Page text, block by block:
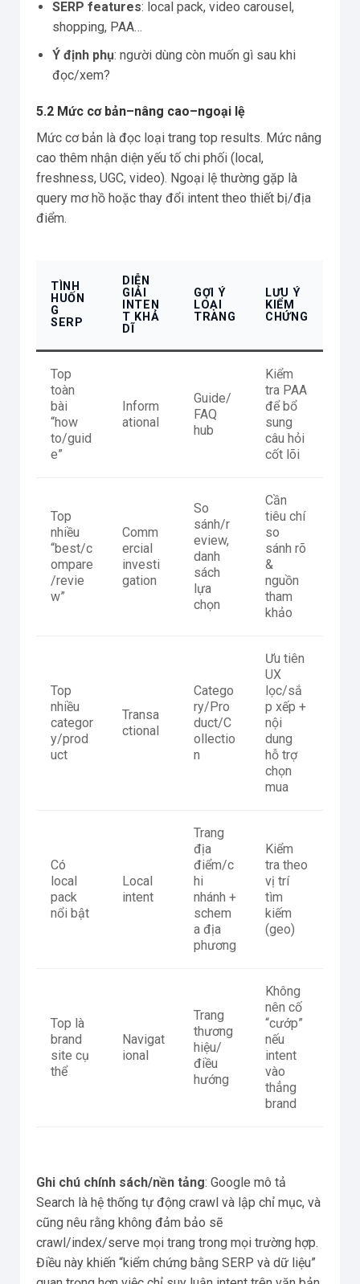
SERP features: local pack, video carousel,
shopping, PAA…
Ý định phụ: người dùng còn muốn gì sau khi
đọc/xem?
5.2 Mức cơ bản–nâng cao–ngoại lệ
Mức cơ bản là đọc loại trang top results. Mức nâng
cao thêm nhận diện yếu tố chi phối (local,
freshness, UGC, video). Ngoại lệ thường gặp là
query mơ hồ hoặc thay đổi intent theo thiết bị/địa
điểm.
TÌNH
HUỐN
G
SERP
DIỄN
GIẢI
INTEN
T KHẢ
DĨ
GỢI Ý
LOẠI
TRANG
LƯU Ý
KIỂM
CHỨNG
Top
toàn
bài
“how
to/guid
e”
Inform
ational
Guide/
FAQ
hub
Kiểm
tra PAA
để bổ
sung
câu hỏi
cốt lõi
Top
nhiều
“best/c
ompare
/revie
w”
Comm
ercial
investi
gation
So
sánh/r
eview,
danh
sách
lựa
chọn
Cần
tiêu chí
so
sánh rõ
&
nguồn
tham
khảo
Top
nhiều
categor
y/prod
uct
Transa
ctional
Catego
ry/Pro
duct/C
ollectio
n
Ưu tiên
UX
lọc/sắ
p xếp +
nội
dung
hỗ trợ
chọn
mua
Có
local
pack
nổi bật
Local
intent
Trang
địa
điểm/c
hi
nhánh +
schem
a địa
phương
Kiểm
tra theo
vị trí
tìm
kiếm
(geo)
Top là
brand
site cụ
thể
Navigat
ional
Trang
thương
hiệu/
điều
hướng
Không
nên cố
“cướp”
nếu
intent
vào
thẳng
brand
Ghi chú chính sách/nền tảng: Google mô tả
Search là hệ thống tự động crawl và lập chỉ mục, và
cũng nêu rằng không đảm bảo sẽ
crawl/index/serve mọi trang trong mọi trường hợp.
Điều này khiến “kiểm chứng bằng SERP và dữ liệu”